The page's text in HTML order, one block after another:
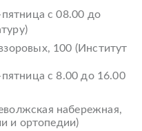
с 08.00 до
100 (Институт
с 8.00 до 16.00
набережная,
и ортопедии)